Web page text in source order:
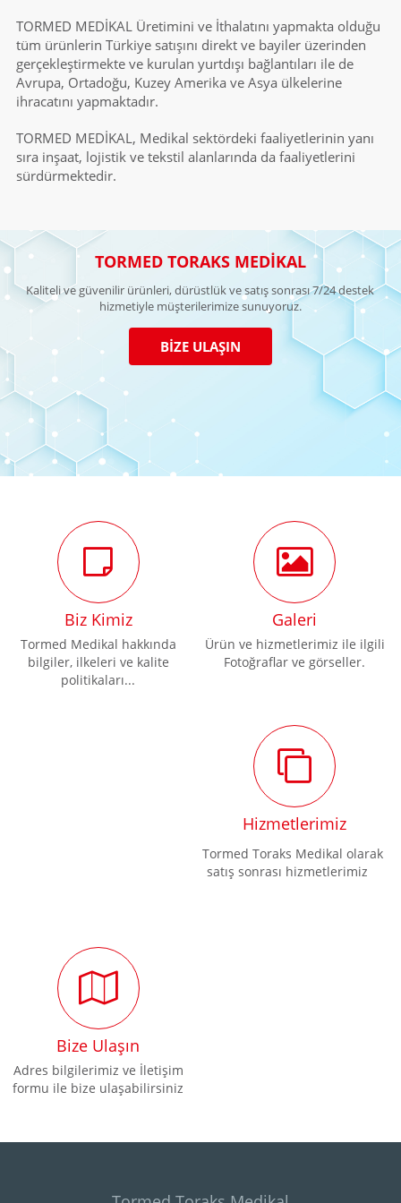
TORMED MEDİKAL Üretimini ve İthalatını yapmakta olduğu
tüm ürünlerin Türkiye satışını direkt ve bayiler üzerinden
gerçekleştirmekte ve kurulan yurtdışı bağlantıları ile de
Avrupa, Ortadoğu, Kuzey Amerika ve Asya ülkelerine
ihracatını yapmaktadır.
TORMED MEDİKAL, Medikal sektördeki faaliyetlerinin yanı
sıra inşaat, lojistik ve tekstil alanlarında da faaliyetlerini
sürdürmektedir.
TORMED TORAKS MEDİKAL
Kaliteli ve güvenilir ürünleri, dürüstlük ve satış sonrası 7/24 destek
hizmetiyle müşterilerimize sunuyoruz.
BİZE ULAŞIN
Biz Kimiz
Tormed Medikal hakkında
bilgiler, ilkeleri ve kalite
politikaları...
Galeri
Ürün ve hizmetlerimiz ile ilgili
Fotoğraflar ve görseller.
Hizmetlerimiz
Tormed Toraks Medikal olarak
satış sonrası hizmetlerimiz
Bize Ulaşın
Adres bilgilerimiz ve İletişim
formu ile bize ulaşabilirsiniz